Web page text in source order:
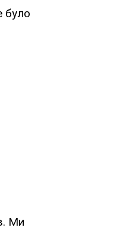
було
Ми